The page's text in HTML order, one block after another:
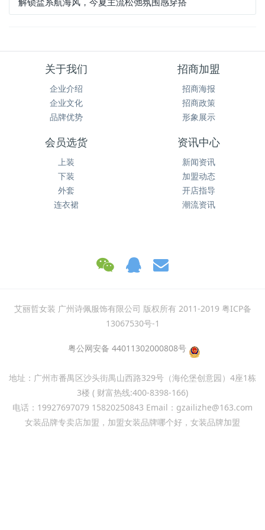
关于我们
企业介绍
企业文化
品牌优势
招商加盟
招商海报
招商政策
形象展示
会员选货
上装
下装
外套
连衣裙
资讯中心
新闻资讯
加盟动态
开店指导
潮流资讯
艾丽哲女装 广州诗佩服饰有限公司 版权所有 2011-2019 粤ICP备
13067530号-1
粤公网安备 44011302000808号
地址：广州市番禺区沙头街禺山西路329号（海伦堡创意园）4座1栋
3楼 ( 财富热线:400-8398-166)
电话：19927697079 15820250843 Email：gzailizhe@163.com
女装品牌专卖店加盟，加盟女装品牌哪个好，女装品牌加盟